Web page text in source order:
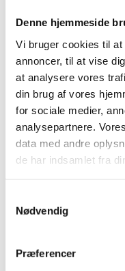
Denne hjemmeside
Vi bruger cookies til
annoncer, til at vise
at analysere vores
din brug af vores
for sociale medier,
analysepartnere.
data med andre
de har indsamlet fra
Nødvendig
Præferencer
Andre har
på...